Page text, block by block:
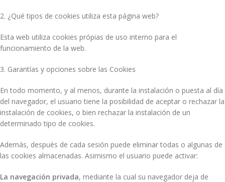
2. ¿Qué tipos de cookies utiliza esta página web?
Esta web utiliza cookies própias de uso interno para el
funcionamiento de la web.
3. Garantías y opciones sobre las Cookies
En todo momento, y al menos, durante la instalación o puesta al día
del navegador, el usuario tiene la posibilidad de aceptar o rechazar la
instalación de cookies, o bien rechazar la instalación de un
determinado tipo de cookies.
Además, después de cada sesión puede eliminar todas o algunas de
las cookies almacenadas. Asimismo el usuario puede activar:
La navegación privada, mediante la cual su navegador deja de